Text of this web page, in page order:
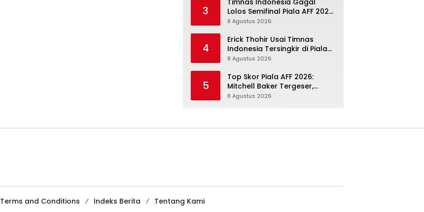
Belum Tuntas
3
Timnas Indonesia Gagal
Lolos Semifinal Piala AFF 2026:
Regenerasi Ada, Ritme
Mengejar
8 Agustus 2026
4
Erick Thohir Usai Timnas
Indonesia Tersingkir di Piala
AFF 2026: Evaluasi Jalan,
Dekat
8 Agustus 2026
5
Top Skor Piala AFF 2026:
Mitchell Baker Tergeser,
tetapi Nilainya buat Timnas
8 Agustus 2026
Terms and Conditions Indeks Berita Tentang Kami